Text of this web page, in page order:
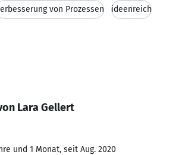
von Prozessen ideenreich
Lara Gellert
und 1 Monat, seit Aug. 2020